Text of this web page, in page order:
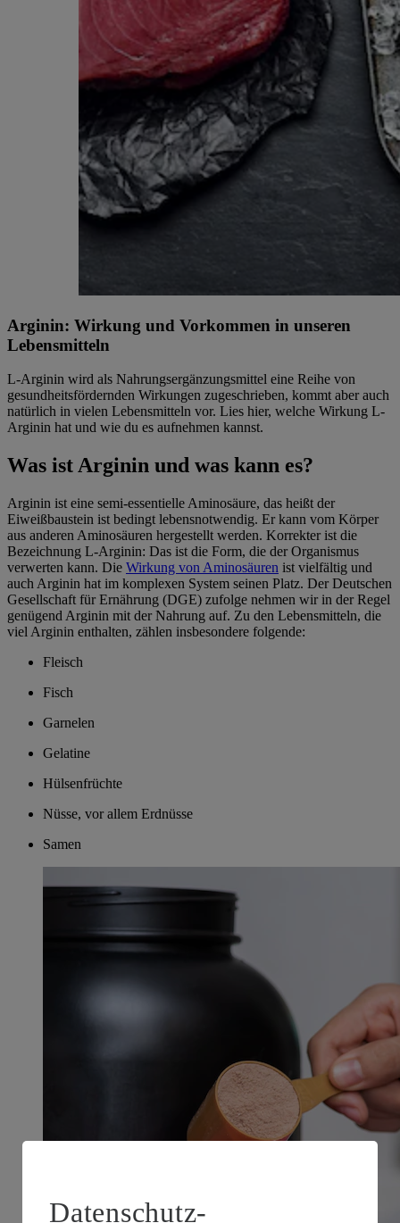
Arginin: Wirkung und Vorkommen in unseren
Lebensmitteln
L-Arginin wird als Nahrungsergänzungsmittel eine Reihe von
gesundheitsfördernden Wirkungen zugeschrieben, kommt aber auch
natürlich in vielen Lebensmitteln vor. Lies hier, welche Wirkung L-
Arginin hat und wie du es aufnehmen kannst.
Was ist Arginin und was kann es?
Arginin ist eine semi-essentielle Aminosäure, das heißt der
Eiweißbaustein ist bedingt lebensnotwendig. Er kann vom Körper
aus anderen Aminosäuren hergestellt werden. Korrekter ist die
Bezeichnung L-Arginin: Das ist die Form, die der Organismus
verwerten kann. Die Wirkung von Aminosäuren ist vielfältig und
auch Arginin hat im komplexen System seinen Platz. Der Deutschen
Gesellschaft für Ernährung (DGE) zufolge nehmen wir in der Regel
genügend Arginin mit der Nahrung auf. Zu den Lebensmitteln, die
viel Arginin enthalten, zählen insbesondere folgende:
Fleisch
Fisch
Garnelen
Gelatine
Hülsenfrüchte
Nüsse, vor allem Erdnüsse
Samen
Datenschutz-